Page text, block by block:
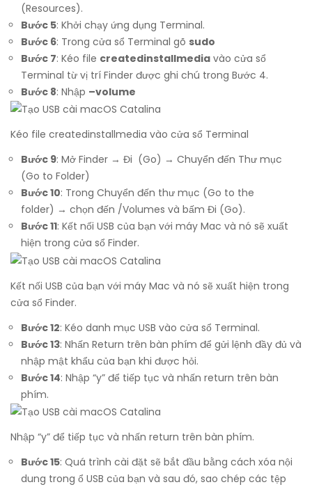
(Resources).
Bước 5: Khởi chạy ứng dụng Terminal.
Bước 6: Trong cửa sổ Terminal gõ sudo
Bước 7: Kéo file createdinstallmedia vào cửa sổ
Terminal từ vị trí Finder được ghi chú trong Bước 4.
Bước 8: Nhập –volume
Kéo file createdinstallmedia vào cửa sổ Terminal
Bước 9: Mở Finder → Đi (Go) → Chuyển đến Thư mục
(Go to Folder)
Bước 10: Trong Chuyển đến thư mục (Go to the
folder) → chọn đến /Volumes và bấm Đi (Go).
Bước 11: Kết nối USB của bạn với máy Mac và nó sẽ xuất
hiện trong cửa sổ Finder.
Kết nối USB của bạn với máy Mac và nó sẽ xuất hiện trong
cửa sổ Finder.
Bước 12: Kéo danh mục USB vào cửa sổ Terminal.
Bước 13: Nhấn Return trên bàn phím để gửi lệnh đầy đủ và
nhập mật khẩu của bạn khi được hỏi.
Bước 14: Nhập “y” để tiếp tục và nhấn return trên bàn
phím.
Nhập “y” để tiếp tục và nhấn return trên bàn phím.
Bước 15: Quá trình cài đặt sẽ bắt đầu bằng cách xóa nội
dung trong ổ USB của bạn và sau đó, sao chép các tệp